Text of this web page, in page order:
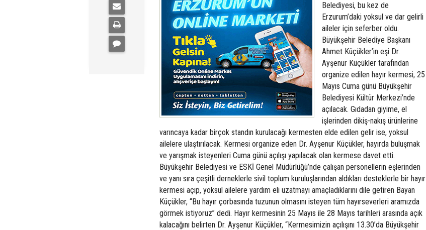
Belediyesi, bu kez de
Erzurum’daki yoksul ve dar gelirli
aileler için seferber oldu.
Büyükşehir Belediye Başkanı
Ahmet Küçükler’in eşi Dr.
Ayşenur Küçükler tarafından
organize edilen hayır kermesi, 25
Mayıs Cuma günü Büyükşehir
Belediyesi Kültür Merkezi’nde
açılacak. Gıdadan giyime, el
işlerinden dikiş-nakış ürünlerine
varıncaya kadar birçok standın kurulacağı kermesten elde edilen gelir ise, yoksul
ailelere ulaştırılacak. Kermesi organize eden Dr. Ayşenur Küçükler, hayırda buluşmak
ve yarışmak isteyenleri Cuma günü açılışı yapılacak olan kermese davet etti.
Büyükşehir Belediyesi ve ESKİ Genel Müdürlüğü’nde çalışan personellerin eşlerinden
ve yanı sıra çeşitli derneklerle sivil toplum kuruluşlarından aldıkları desteklerle bir hayır
kermesi açıp, yoksul ailelere yardım eli uzatmayı amaçladıklarını dile getiren Bayan
Küçükler, “Bu hayır çorbasında tuzunun olmasını isteyen tüm hayırseverleri aramızda
görmek istiyoruz” dedi. Hayır kermesinin 25 Mayıs ile 28 Mayıs tarihleri arasında açık
kalacağını belirten Dr. Ayşenur Küçükler, “Kermesimizin açılışını 13.30’da Büyükşehir